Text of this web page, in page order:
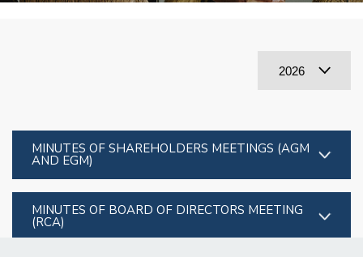
MINUTES OF SHAREHOLDERS MEETINGS (AGM
AND EGM)
MINUTES OF BOARD OF DIRECTORS MEETING
(RCA)